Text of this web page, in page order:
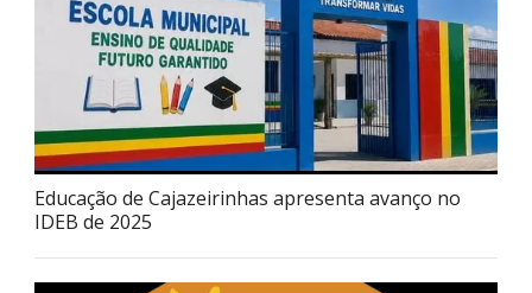
Educação de Cajazeirinhas apresenta avanço no
IDEB de 2025